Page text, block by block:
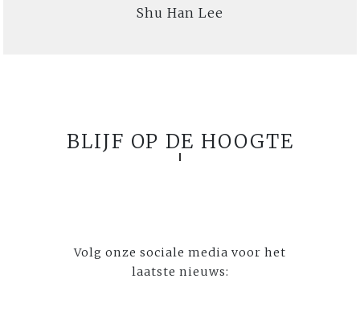
Shu Han Lee
BLIJF OP DE HOOGTE
Volg onze sociale media voor het
laatste nieuws: